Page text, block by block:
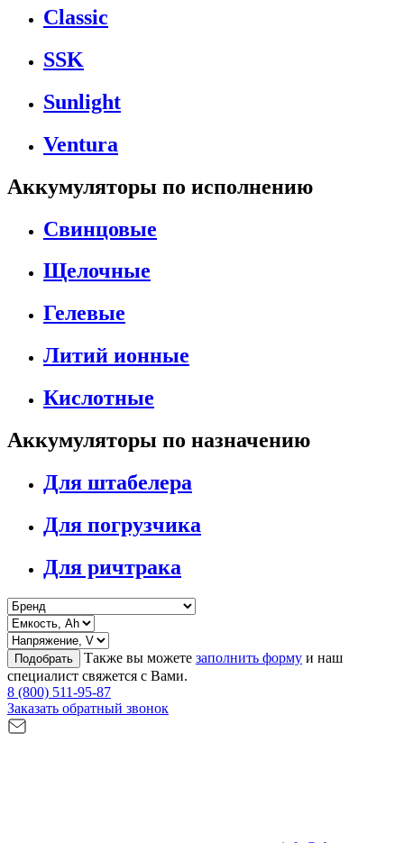
Classic
SSK
Sunlight
Ventura
Аккумуляторы по исполнению
Свинцовые
Щелочные
Гелевые
Литий ионные
Кислотные
Аккумуляторы по назначению
Для штабелера
Для погрузчика
Для ричтрака
Подобрать Также вы можете заполнить форму и наш
специалист свяжется с Вами.
8 (800) 511-95-87
Заказать обратный звонок